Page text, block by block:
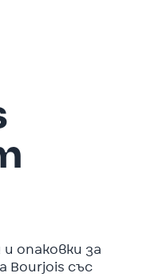
опаковки за
Bourjois със